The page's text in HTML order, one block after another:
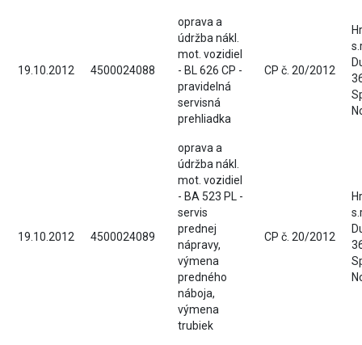
19.10.2012 4500024088
oprava a
údržba nákl.
mot. vozidiel
- BL 626 CP -
pravidelná
servisná
prehliadka
CP č. 20/2012
19.10.2012 4500024089
oprava a
údržba nákl.
mot. vozidiel
- BA 523 PL -
servis
prednej
nápravy,
výmena
predného
náboja,
výmena
trubiek
CP č. 20/2012